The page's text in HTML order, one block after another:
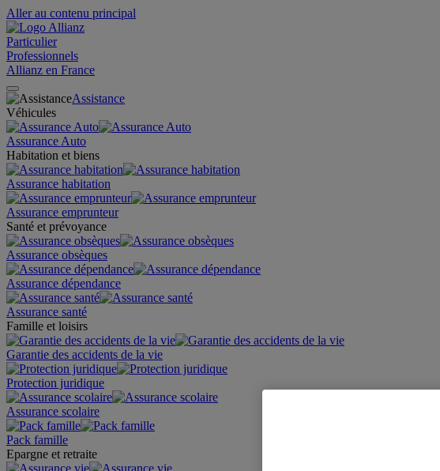
Aller au contenu principal
Particulier
Professionnels
Allianz en France
Assistance
Véhicules
Assurance Auto
Habitation et biens
Assurance habitation
Assurance emprunteur
Santé et prévoyance
Assurance obsèques
Assurance dépendance
Assurance santé
Famille et loisirs
Garantie des accidents de la vie
Protection juridique
Assurance scolaire
Pack famille
Epargne et retraite